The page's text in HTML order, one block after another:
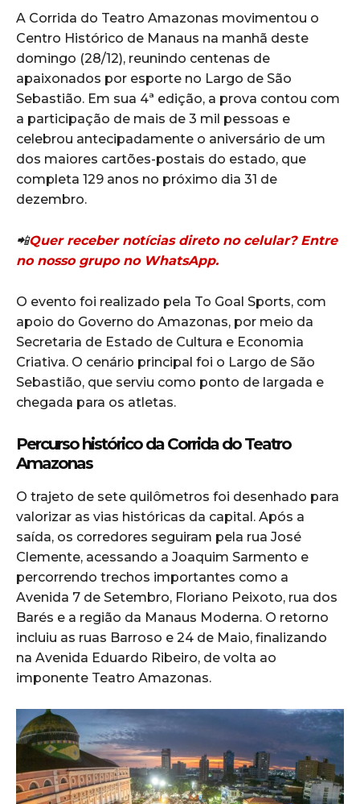
A Corrida do Teatro Amazonas movimentou o
Centro Histórico de Manaus na manhã deste
domingo (28/12), reunindo centenas de
apaixonados por esporte no Largo de São
Sebastião. Em sua 4ª edição, a prova contou com
a participação de mais de 3 mil pessoas e
celebrou antecipadamente o aniversário de um
dos maiores cartões-postais do estado, que
completa 129 anos no próximo dia 31 de
dezembro.
📲Quer receber notícias direto no celular? Entre
no nosso grupo no WhatsApp.
O evento foi realizado pela To Goal Sports, com
apoio do Governo do Amazonas, por meio da
Secretaria de Estado de Cultura e Economia
Criativa. O cenário principal foi o Largo de São
Sebastião, que serviu como ponto de largada e
chegada para os atletas.
Percurso histórico da Corrida do Teatro
Amazonas
O trajeto de sete quilômetros foi desenhado para
valorizar as vias históricas da capital. Após a
saída, os corredores seguiram pela rua José
Clemente, acessando a Joaquim Sarmento e
percorrendo trechos importantes como a
Avenida 7 de Setembro, Floriano Peixoto, rua dos
Barés e a região da Manaus Moderna. O retorno
incluiu as ruas Barroso e 24 de Maio, finalizando
na Avenida Eduardo Ribeiro, de volta ao
imponente Teatro Amazonas.